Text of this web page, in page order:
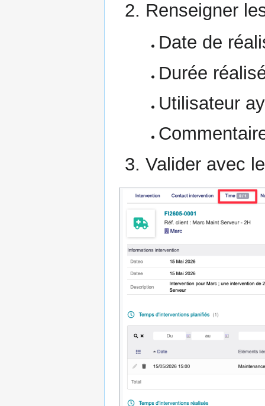
Renseigner
Date de
Durée
Utilisateur
Valider avec